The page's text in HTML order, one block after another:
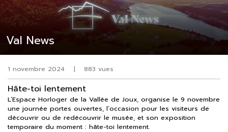
Val News
1 novembre 2024 | 883 vues
Hâte-toi lentement
L’Espace Horloger de la Vallée de Joux, organise le 9 novembre
une journée portes ouvertes, l’occasion pour les visiteurs de
découvrir ou de redécouvrir le musée, et son exposition
temporaire du moment : hâte-toi lentement.